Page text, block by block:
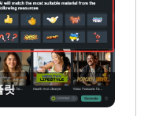
릿